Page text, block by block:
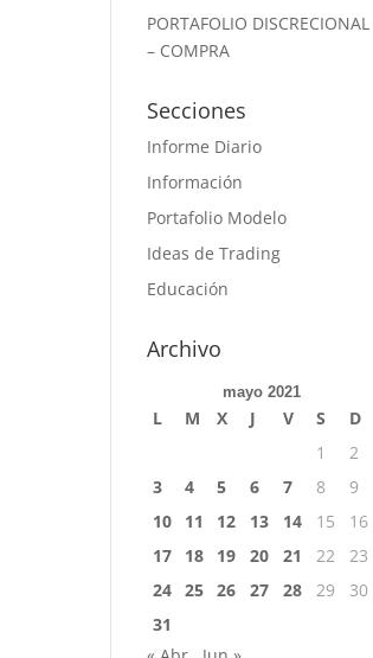
PORTAFOLIO DISCRECIONAL
– COMPRA
Secciones
Informe Diario
Información
Portafolio Modelo
Ideas de Trading
Educación
Archivo
mayo 2021
L M X J V S
D
1
2
3
4 5 6 7 8
9
10
11 12 13 14 15
16
17
18 19 20 21 22
23
24 25 26 27 28 29
30
31